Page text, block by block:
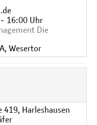
16:00 Uhr
Die
Wesertor
419, Harleshausen